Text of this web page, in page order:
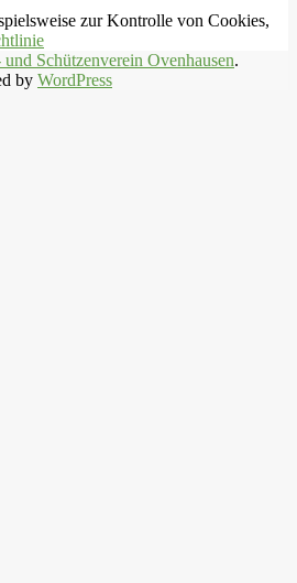
zur Kontrolle von Cookies,
Schützenverein Ovenhausen.
by WordPress